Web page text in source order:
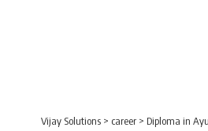
Vijay Solutions > career > Diploma in